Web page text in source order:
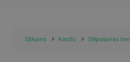
Sākums Kardio Slēpošanas